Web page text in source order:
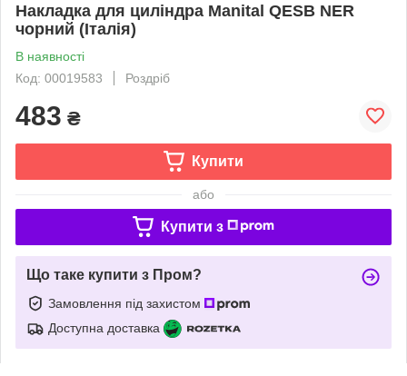
Накладка для циліндра Manital QESB NER
чорний (Італія)
В наявності
Код: 00019583
Роздріб
483 ₴
Купити
або
Купити з
Що таке купити з Пром?
Замовлення під захистом
Доступна доставка